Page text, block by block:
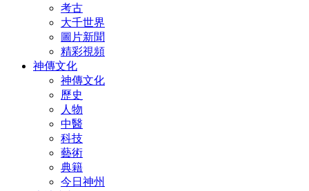
考古
大千世界
圖片新聞
精彩視頻
神傳文化
神傳文化
歷史
人物
中醫
科技
藝術
典籍
今日神州